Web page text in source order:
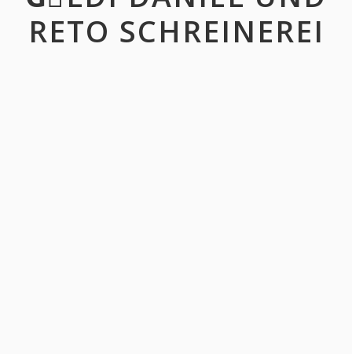
RETO SCHREINEREI